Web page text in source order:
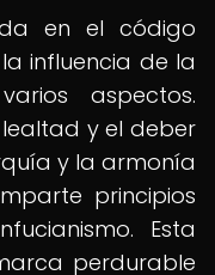
en el código
influencia de la
aspectos.
y el deber
y la armonía
principios
Esta
perdurable